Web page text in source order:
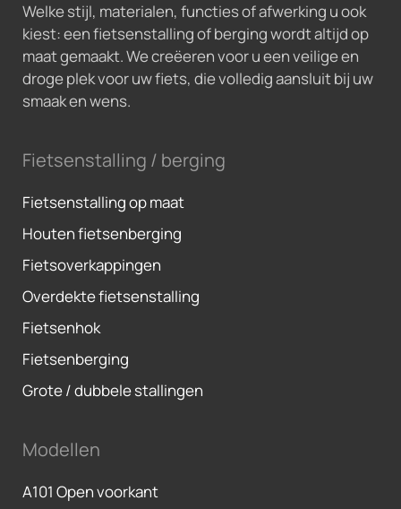
Welke stijl, materialen, functies of afwerking u ook
kiest: een fietsenstalling of berging wordt altijd op
maat gemaakt. We creëeren voor u een veilige en
droge plek voor uw fiets, die volledig aansluit bij uw
smaak en wens.
Fietsenstalling / berging
Fietsenstalling op maat
Houten fietsenberging
Fietsoverkappingen
Overdekte fietsenstalling
Fietsenhok
Fietsenberging
Grote / dubbele stallingen
Modellen
A101 Open voorkant